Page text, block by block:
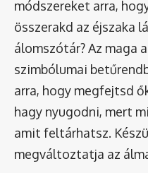
módszereket arra,
összerakd az éjszaka
álomszótár? Az maga
szimbólumai
arra, hogy megfejtsd
hagy nyugodni, mert
amit feltárhatsz.
megváltoztatja az